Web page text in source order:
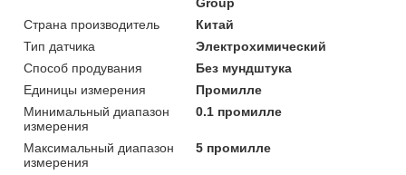
Страна производитель
Китай
Тип датчика
Электрохимический
Способ продувания
Без мундштука
Единицы измерения
Промилле
Минимальный диапазон
измерения
0.1 промилле
Максимальный диапазон
измерения
5 промилле